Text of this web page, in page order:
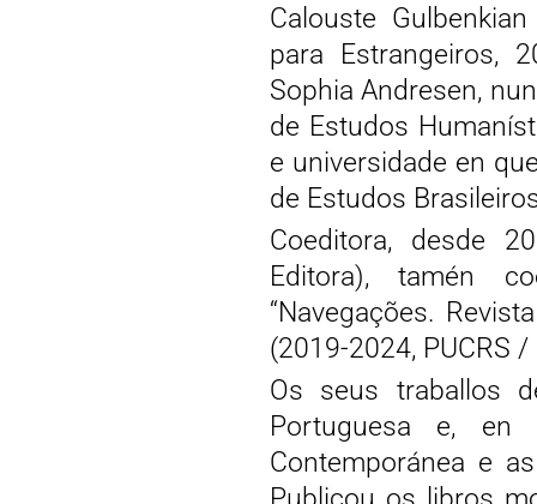
Calouste
para Estrangeiros,
Sophia Andresen,
de Estudos
e universidade en
de Estudos
Coeditora, desde
Editora), tamén
“Navegações.
(2019-2024, PUCRS /
Os seus traballos
Portuguesa e, en
Contemporánea e